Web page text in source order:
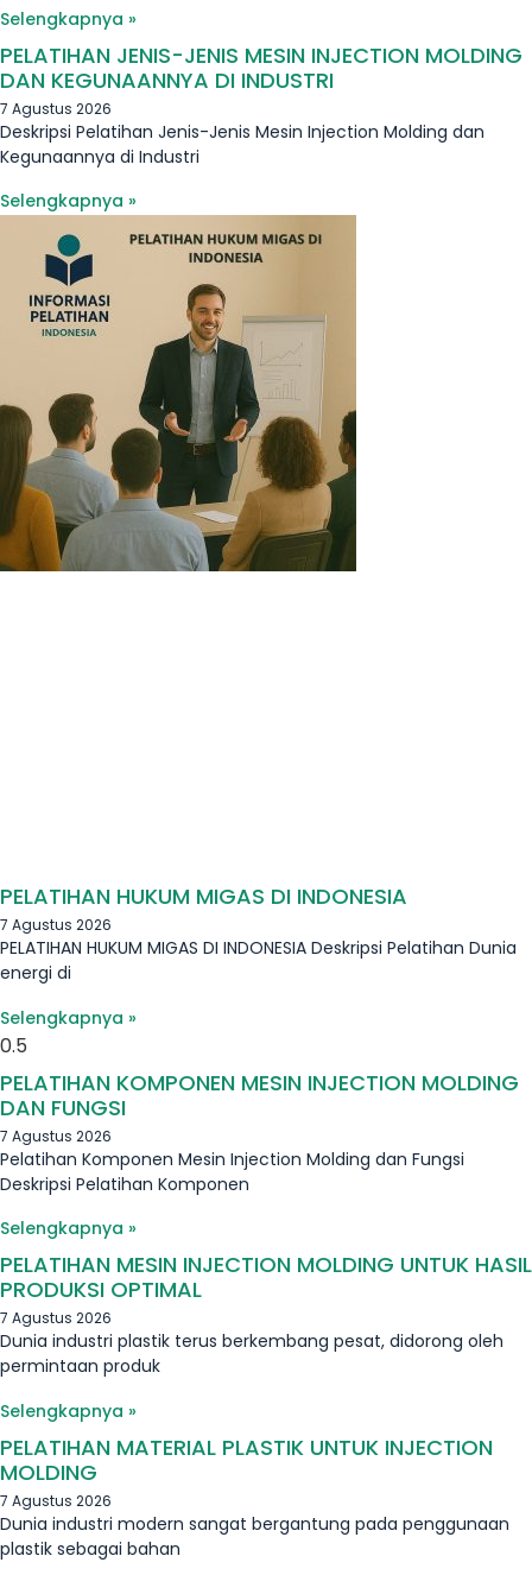
Selengkapnya »
PELATIHAN JENIS-JENIS MESIN INJECTION MOLDING
DAN KEGUNAANNYA DI INDUSTRI
7 Agustus 2026
Deskripsi Pelatihan Jenis-Jenis Mesin Injection Molding dan
Kegunaannya di Industri
Selengkapnya »
PELATIHAN HUKUM MIGAS DI INDONESIA
7 Agustus 2026
PELATIHAN HUKUM MIGAS DI INDONESIA Deskripsi Pelatihan Dunia
energi di
Selengkapnya »
PELATIHAN KOMPONEN MESIN INJECTION MOLDING
DAN FUNGSI
7 Agustus 2026
Pelatihan Komponen Mesin Injection Molding dan Fungsi
Deskripsi Pelatihan Komponen
Selengkapnya »
PELATIHAN MESIN INJECTION MOLDING UNTUK HASIL
PRODUKSI OPTIMAL
7 Agustus 2026
Dunia industri plastik terus berkembang pesat, didorong oleh
permintaan produk
Selengkapnya »
PELATIHAN MATERIAL PLASTIK UNTUK INJECTION
MOLDING
7 Agustus 2026
Dunia industri modern sangat bergantung pada penggunaan
plastik sebagai bahan